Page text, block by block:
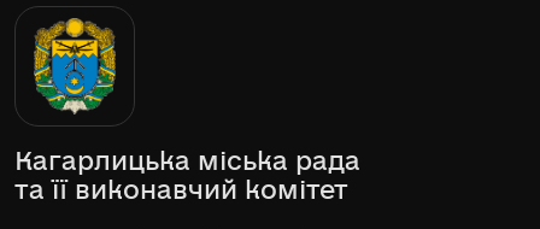
Кагарлицька міська рада
та її виконавчий комітет